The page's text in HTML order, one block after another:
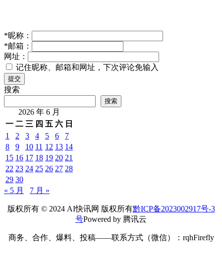
*昵称：
*邮箱：
网址：
记住昵称、邮箱和网址，下次评论免输入
提交
搜索
搜索
2026 年 6 月
一 二 三 四 五 六 日
1
2 3 4 5 6
7
8
9 10 11 12 13 14
15 16 17 18 19 20 21
22 23 24 25 26 27 28
29 30
« 5 月
7 月 »
版权所有 © 2024 AI快讯网 版权所有黔ICP备2023002917号-3
号Powered by 腾讯云
商务、合作、爆料、投稿——联系方式（微信）：rqhFirefly